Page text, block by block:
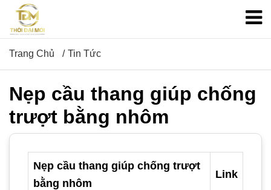
Trang Chủ Tin Tức
Nẹp cầu thang giúp chống
trượt bằng nhôm
Nẹp cầu thang giúp chống trượt
bằng nhôm
Link